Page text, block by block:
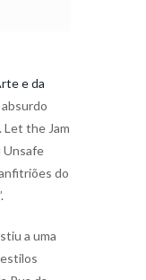
e da
the Jam
Unsafe
do
a uma